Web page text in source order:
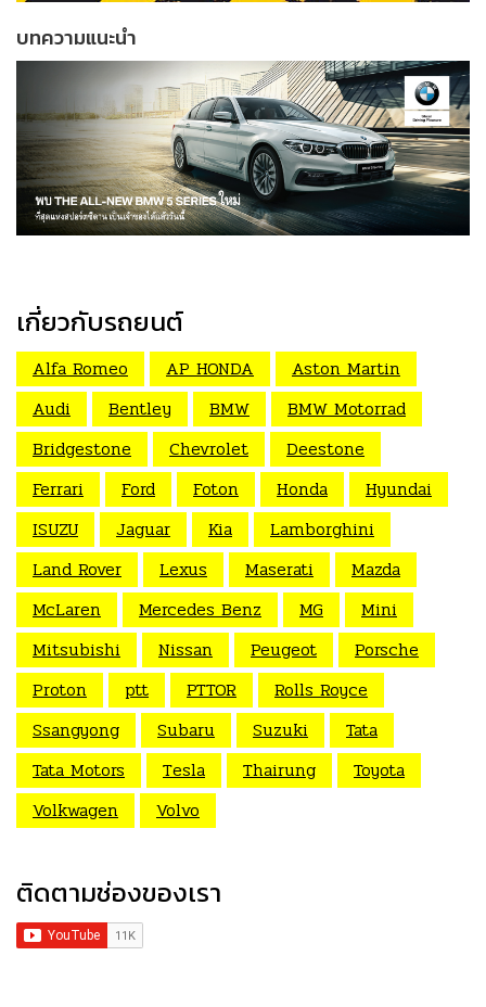
บทความแนะนำ
เกี่ยวกับรถยนต์
Alfa Romeo AP HONDA
Aston Martin
Audi
Bentley BMW
BMW Motorrad
Bridgestone
Chevrolet
Deestone
Ferrari
Ford Foton Honda
Hyundai
ISUZU
Jaguar Kia
Lamborghini
Land Rover
Lexus Maserati
Mazda
McLaren
Mercedes Benz MG
Mini
Mitsubishi
Nissan Peugeot
Porsche
Proton
ptt PTTOR
Rolls Royce
Ssangyong
Subaru Suzuki
Tata
Tata Motors
Tesla Thairung
Toyota
Volkwagen
Volvo
ติดตามช่องของเรา